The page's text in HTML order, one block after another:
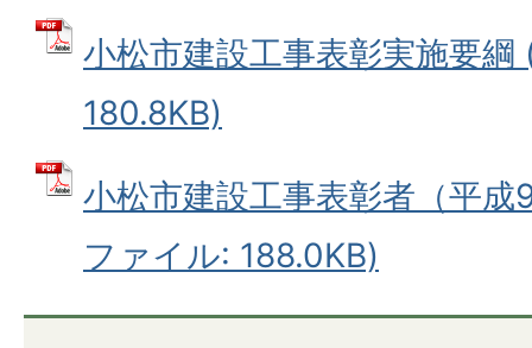
小松市建設工事表彰実施要綱
180.8KB)
小松市建設工事表彰者（平成
ファイル: 188.0KB)